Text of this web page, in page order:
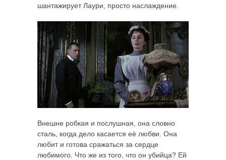
шантажирует Лаури, просто наслаждение.
Внешне робкая и послушная, она словно
сталь, когда дело касается её любви. Она
любит и готова сражаться за сердце
любимого. Что же из того, что он убийца? Ей